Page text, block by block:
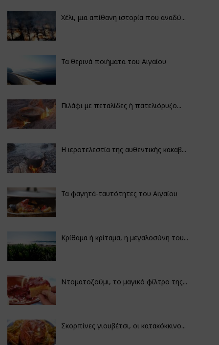
Χέλι, μια απίθανη ιστορία που αναδύ...
Τα θερινά ποιήματα του Αιγαίου
Πιλάφι με πεταλίδες ή πατελιόρυζο...
Η ιεροτελεστία της αυθεντικής κακαβ...
Τα φαγητά-ταυτότητες του Αιγαίου
Κρίθαμα ή κρίταμα, η μεγαλοσύνη του...
Ντοματοζούμι, το μαγικό φίλτρο της...
Σκορπίνες γιουβέτσι, οι κατακόκκινο...